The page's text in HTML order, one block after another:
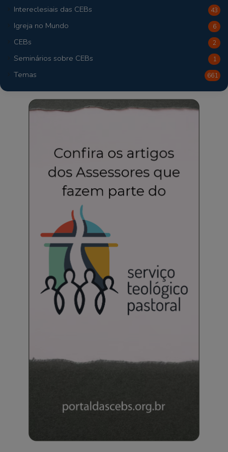
Intereclesiais das CEBs 43
Igreja no Mundo 6
CEBs 2
Seminários sobre CEBs 1
Temas 661